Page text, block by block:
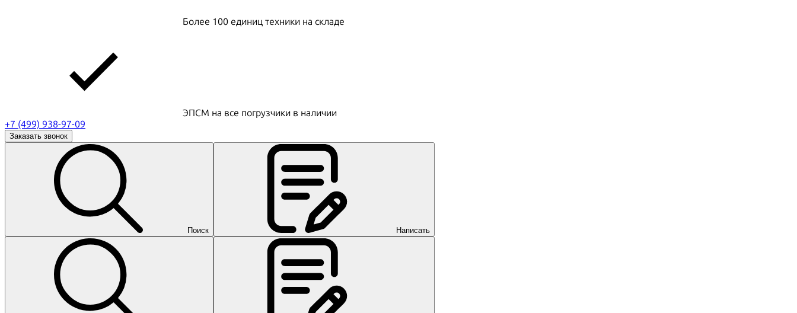
Более 100 единиц техники на складе
ЭПСМ на все погрузчики в наличии
+7 (499) 938-97-09
Заказать звонок
Поиск Написать